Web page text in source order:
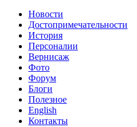
Новости
Достопримечательности
История
Персоналии
Вернисаж
Фото
Форум
Блоги
Полезное
English
Контакты